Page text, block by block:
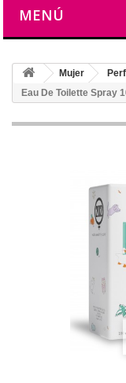
MENÚ
Mujer
Eau De Toilette Spray